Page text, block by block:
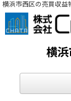
横浜市西区の売買収益
横